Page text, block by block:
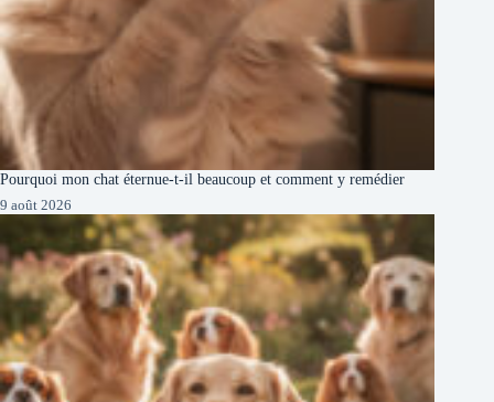
Pourquoi mon chat éternue-t-il beaucoup et comment y remédier
9 août 2026